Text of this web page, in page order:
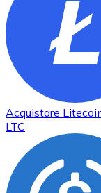
Acquistare
LTC